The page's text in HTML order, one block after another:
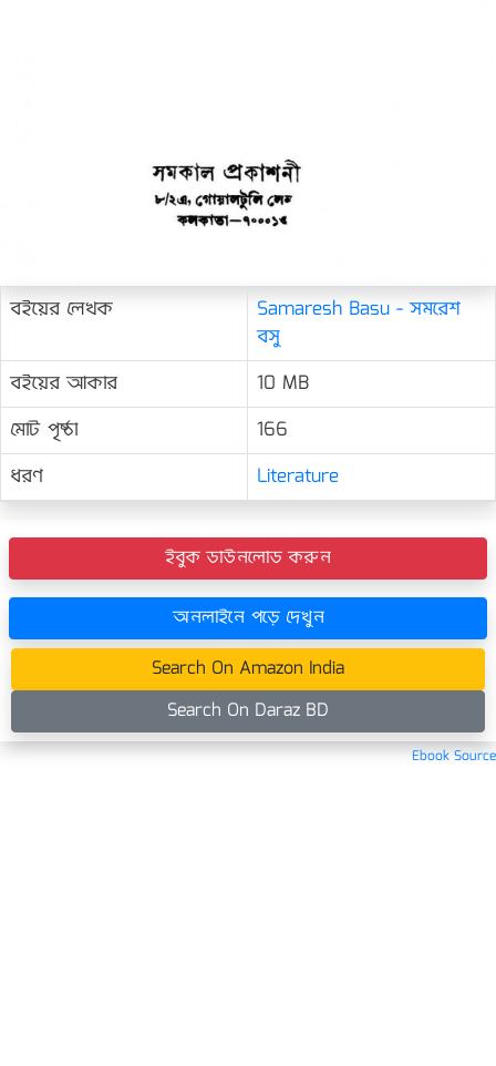
বইয়ের লেখক
Samaresh Basu - সমরেশ
বসু
বইয়ের আকার
10 MB
মোট পৃষ্ঠা
166
ধরণ
Literature
ইবুক ডাউনলোড করুন
অনলাইনে পড়ে দেখুন
Search On Amazon India
Search On Daraz BD
Ebook Source